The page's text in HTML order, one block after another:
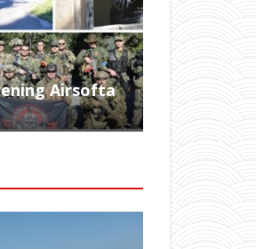
Airsofta
FOTO –